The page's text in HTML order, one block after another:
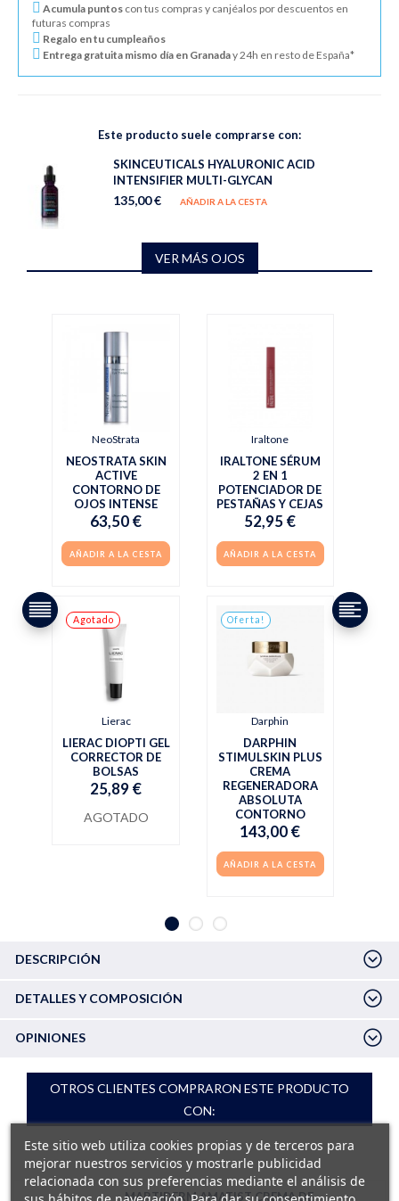
Acumula puntos con tus compras y canjéalos por descuentos en
futuras compras
Regalo en tu cumpleaños
Entrega gratuita mismo día en Granaday 24h en resto de España*
Este producto suele comprarse con:
SKINCEUTICALS HYALURONIC ACID
INTENSIFIER MULTI-GLYCAN
135,00 € AÑADIR A LA CESTA
VER MÁS OJOS
NeoStrata
NEOSTRATA SKIN
ACTIVE
CONTORNO DE
OJOS INTENSE
63,50 €
AÑADIR A LA CESTA
Iraltone
IRALTONE SÉRUM
2 EN 1
POTENCIADOR DE
PESTAÑAS Y CEJAS
52,95 €
AÑADIR A LA CESTA
Agotado
Lierac
LIERAC DIOPTI GEL
CORRECTOR DE
BOLSAS
25,89 €
AGOTADO
Oferta!
Darphin
DARPHIN
STIMULSKIN PLUS
CREMA
REGENERADORA
ABSOLUTA
CONTORNO
143,00 €
AÑADIR A LA CESTA
DESCRIPCIÓN
DETALLES Y COMPOSICIÓN
OPINIONES
OTROS CLIENTES COMPRARON ESTE PRODUCTO
CON:
MARTIDERM AMATIST CREMA DE
Este sitio web utiliza cookies propias y de terceros para
mejorar nuestros servicios y mostrarle publicidad
relacionada con sus preferencias mediante el análisis de